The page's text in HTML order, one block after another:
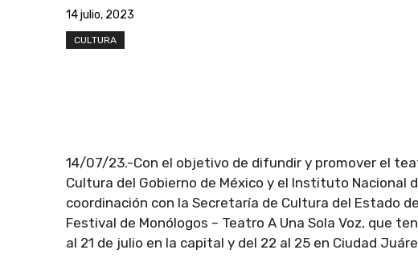
14 julio, 2023
CULTURA
14/07/23.-Con el objetivo de difundir y promover el
Cultura del Gobierno de México y el Instituto Nacional
coordinación con la Secretaría de Cultura del Estado
Festival de Monólogos – Teatro A Una Sola Voz, que
al 21 de julio en la capital y del 22 al 25 en Ciudad